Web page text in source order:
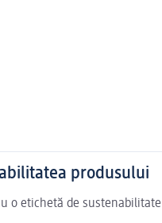
produsului
o etichetă de